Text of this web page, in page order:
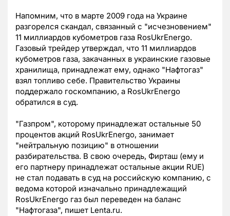
Напомним, что в марте 2009 года на Украине
разгорелся скандал, связанный с "исчезновением"
11 миллиардов кубометров газа RosUkrEnergo.
Газовый трейдер утверждал, что 11 миллиардов
кубометров газа, закачанных в украинские газовые
хранилища, принадлежат ему, однако "Нафтогаз"
взял топливо себе. Правительство Украины
поддержало госкомпанию, а RosUkrEnergо
обратился в суд.
"Газпром", которому принадлежат остальные 50
процентов акций RosUkrEnergo, занимает
"нейтральную позицию" в отношении
разбирательства. В свою очередь, Фирташ (ему и
его партнеру принадлежат остальные акции RUE)
не стал подавать в суд на российскую компанию, с
ведома которой изначально принадлежащий
RosUkrEnergo газ был переведен на баланс
"Нафтогаза", пишет Lenta.ru.